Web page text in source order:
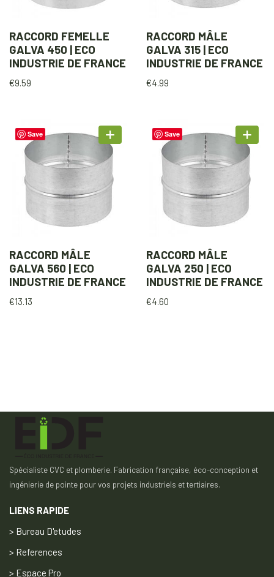
RACCORD FEMELLE
GALVA 450 | ECO
INDUSTRIE DE FRANCE
€9.59
RACCORD MÂLE
GALVA 315 | ECO
INDUSTRIE DE FRANCE
€4.99
Save
RACCORD MÂLE
GALVA 560 | ECO
INDUSTRIE DE FRANCE
€13.13
Save
RACCORD MÂLE
GALVA 250 | ECO
INDUSTRIE DE FRANCE
€4.60
Spécialiste CVC et plomberie. Fabrication française, éco-conception et
ingénierie de pointe pour vos projets industriels et tertiaires.
LIENS RAPIDE
> Bureau D'etudes
> References
> Espace Pro